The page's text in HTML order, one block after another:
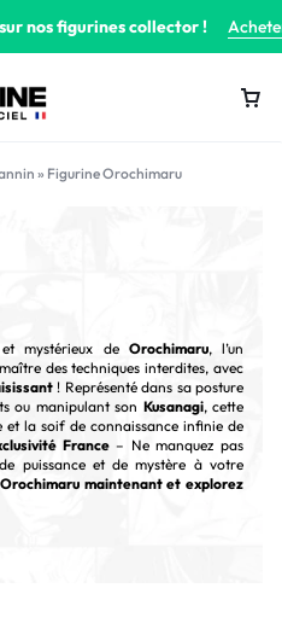
nos figurines collector !
» Figurine Orochimaru
mystérieux de Orochimaru, l’un
des techniques interdites, avec
! Représenté dans sa posture
ou manipulant son Kusanagi, cette
et la soif de connaissance infinie de
France– Ne manquez pas
puissance et de mystère à votre
maintenant et explorez